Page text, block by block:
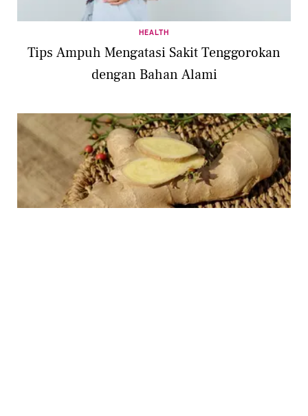
HEALTH
Tips Ampuh Mengatasi Sakit Tenggorokan
dengan Bahan Alami